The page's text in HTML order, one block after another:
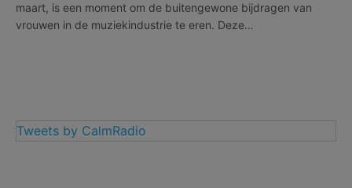
maart, is een moment om de buitengewone bijdragen van
vrouwen in de muziekindustrie te eren. Deze…
Tweets by CalmRadio